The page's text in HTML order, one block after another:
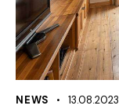
NEWS 13.08.2023